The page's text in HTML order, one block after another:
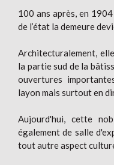
100 ans après, en
de l’état la demeure
Architecturalement,
la partie sud de la
ouvertures
layon mais surtout en
Aujourd'hui, cette
également de salle
tout autre aspect